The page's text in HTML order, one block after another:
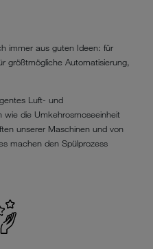
immer aus guten Ideen: für
größtmögliche Automatisierung,
Luft- und
wie die Umkehrosmoseeinheit
unserer Maschinen und von
machen den Spülprozess